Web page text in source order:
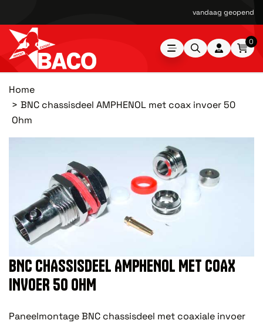
vandaag geopend
0
Home
BNC chassisdeel AMPHENOL met coax invoer 50
Ohm
BNC CHASSISDEEL AMPHENOL MET COAX
INVOER 50 OHM
Paneelmontage BNC chassisdeel met coaxiale invoer